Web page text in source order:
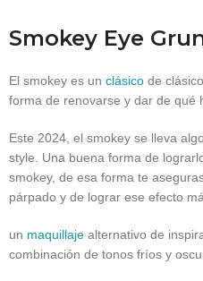
Smokey Eye
El smokey es un clásico de
forma de renovarse y dar de qué
Este 2024, el smokey se lleva
style. Una buena forma de
smokey, de esa forma te
párpado y de lograr ese efecto
un maquillaje alternativo de
combinación de tonos fríos y